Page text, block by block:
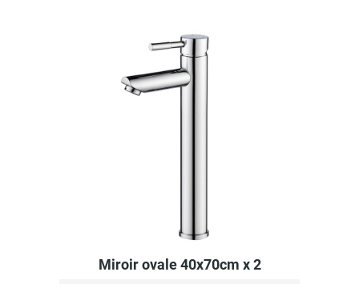
Miroir ovale 40x70cm x 2